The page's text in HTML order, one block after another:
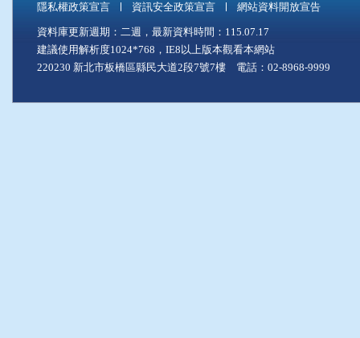
隱私權政策宣言 資訊安全政策宣言 網站資料開放宣告
資料庫更新週期：二週，最新資料時間：115.07.17
建議使用解析度1024*768，IE8以上版本觀看本網站
220230 新北市板橋區縣民大道2段7號7樓 電話：02-8968-9999